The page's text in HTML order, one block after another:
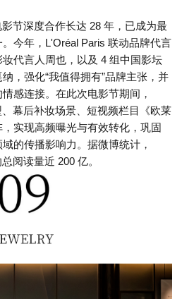
节深度合作长达 28 年，已成为最
今年，L'Oréal Paris 联动品牌代言
代言人周也，以及 4 组中国影坛
，强化“我值得拥有”品牌主张，并
感连接。在此次电影节期间，
幕后补妆场景、短视频栏目《欧莱
实现高频曝光与有效转化，巩固
的传播影响力。据微博统计，
阅读量近 200 亿。